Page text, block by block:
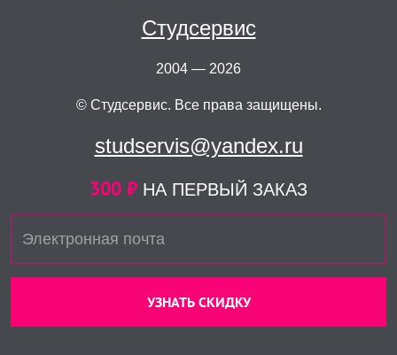
Студсервис
2004 — 2026
© Студсервис. Все права защищены.
studservis@yandex.ru
300 ₽ НА ПЕРВЫЙ ЗАКАЗ
УЗНАТЬ СКИДКУ